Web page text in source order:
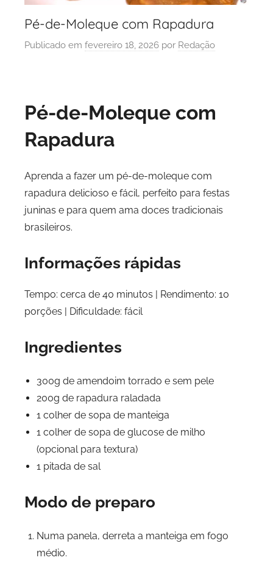
Pé-de-Moleque com Rapadura
Publicado em fevereiro 18, 2026 por Redação
Pé-de-Moleque com
Rapadura
Aprenda a fazer um pé-de-moleque com
rapadura delicioso e fácil, perfeito para festas
juninas e para quem ama doces tradicionais
brasileiros.
Informações rápidas
Tempo: cerca de 40 minutos | Rendimento: 10
porções | Dificuldade: fácil
Ingredientes
300g de amendoim torrado e sem pele
200g de rapadura raladada
1 colher de sopa de manteiga
1 colher de sopa de glucose de milho
(opcional para textura)
1 pitada de sal
Modo de preparo
Numa panela, derreta a manteiga em fogo
médio.